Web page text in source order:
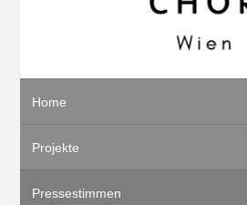
Home
Projekte
Pressestimmen